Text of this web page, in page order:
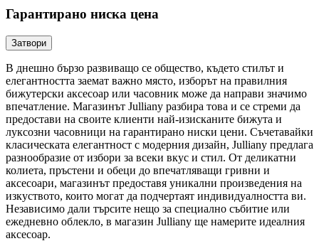
Гарантирано ниска цена
Затвори
В днешно бързо развиващо се общество, където стилът и
елегантността заемат важно място, изборът на правилния
бижутерски аксесоар или часовник може да направи значимо
впечатление. Магазинът Julliany разбира това и се стреми да
предостави на своите клиенти най-изисканите бижута и
луксозни часовници на гарантирано ниски цени. Съчетавайки
класическата елегантност с модерния дизайн, Julliany предлага
разнообразие от избори за всеки вкус и стил. От деликатни
колиета, пръстени и обеци до впечатляващи гривни и
аксесоари, магазинът предоставя уникални произведения на
изкуството, които могат да подчертаят индивидуалността ви.
Независимо дали търсите нещо за специално събитие или
ежедневно облекло, в магазин Julliany ще намерите идеалния
аксесоар.